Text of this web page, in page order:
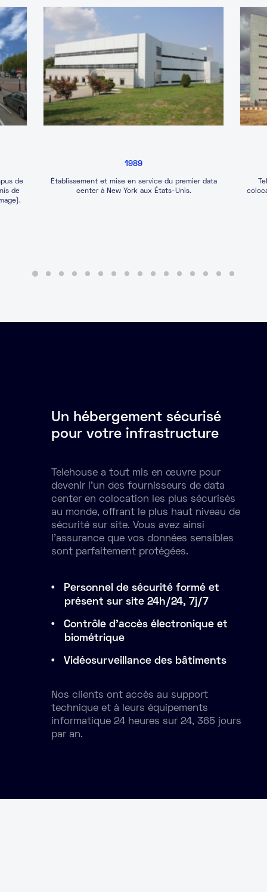
de
de
1989
Établissement et mise en service du premier data
center à New York aux États-Unis.
Un hébergement sécurisé
pour votre infrastructure
Telehouse a tout mis en œuvre pour
devenir l'un des fournisseurs de data
center en colocation les plus sécurisés
au monde, offrant le plus haut niveau de
sécurité sur site. Vous avez ainsi
l’assurance que vos données sensibles
sont parfaitement protégées.
Personnel de sécurité formé et
présent sur site 24h/24, 7j/7
Contrôle d’accès électronique et
biométrique
Vidéosurveillance des bâtiments
Nos clients ont accès au support
technique et à leurs équipements
informatique 24 heures sur 24, 365 jours
par an.